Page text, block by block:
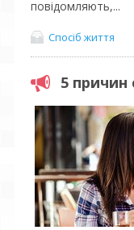
повідомляють,...
Спосіб життя
5